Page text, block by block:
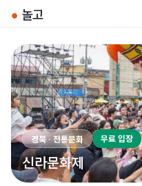
● 놀고
경북 · 전통문화 무료 입장
신라문화제